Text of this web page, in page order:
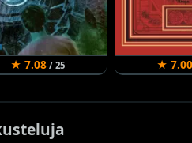
★ 7.08 / 25 ★ 7.00